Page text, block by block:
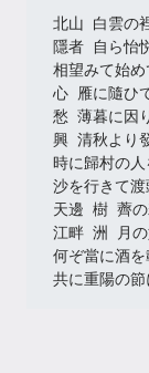
北山 白雲の
隱者 自ら怡
相望みて始め
心 雁に隨ひ
愁 薄暮に因
興 清秋より
時に歸村の人
沙を行きて渡
天邊 樹 薺の
江畔 洲 月の
何ぞ當に酒
共に重陽の節